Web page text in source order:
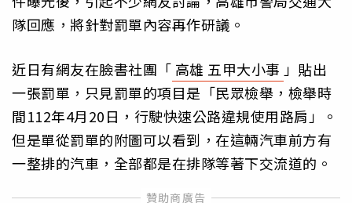
隊回應，將針對罰單內容再作研議。
近日有網友在臉書社團「 高雄 五甲大小事 」貼出
一張罰單，只見罰單的項目是「民眾檢舉，檢舉時
間112年4月20日，行駛快速公路違規使用路肩」。
但是單從罰單的附圖可以看到，在這輛汽車前方有
一整排的汽車，全部都是在排隊等著下交流道的。